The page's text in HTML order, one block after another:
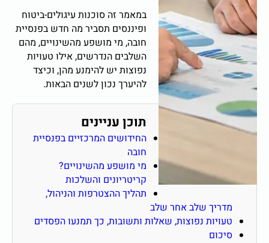
במאמר זה סוכנות עיגולים-ביטוח
ופיננסים תסביר מה חדש בפנסיית
חובה, מי מושפע מהשינויים, מהם
השלבים הנדרשים, אילו טעויות
נפוצות יש להימנע מהן, וכיצד
להיערך נכון לשנים הבאות.
תוכן עניינים
החידושים המרכזיים בפנסיית
חובה
מי מושפע מהשינויים?
קריטריונים והשלכות
תהליך ההצטרפות והניהול,
מדריך שלב אחר שלב
טעויות נפוצות, שאלות ותשובות, כך תמנעו הפסדים
סיכום